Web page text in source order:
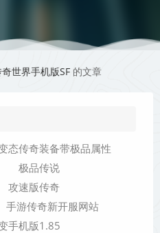
版本，充分满足玩家对不
神途传奇手游版本。
世界手机版SF 的文章
态传奇装备带极品属性
极品传说
攻速版传奇
手游传奇新开服网站
手机版1.85